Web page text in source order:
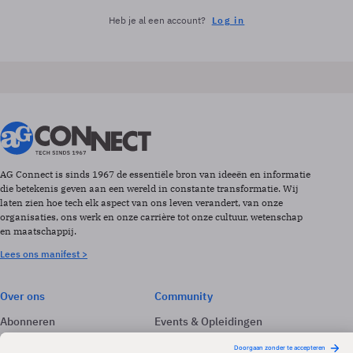
Heb je al een account? Log in
AG Connect is sinds 1967 de essentiële bron van ideeën en informatie
die betekenis geven aan een wereld in constante transformatie. Wij
laten zien hoe tech elk aspect van ons leven verandert, van onze
organisaties, ons werk en onze carrière tot onze cultuur, wetenschap
en maatschappij.
Lees ons manifest >
Over ons
Abonneren
Adverteren
Community
Events & Opleidingen